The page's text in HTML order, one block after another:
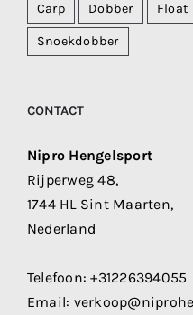
Carp Dobber Float
Snoekdobber
CONTACT
Nipro Hengelsport
Rijperweg 48,
1744 HL Sint Maarten,
Nederland
Telefoon:+31226394055
Email: